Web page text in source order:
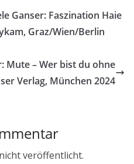
Ganser: Faszination Haie
Graz/Wien/Berlin
Mute – Wer bist du ohne
Verlag, München 2024
veröffentlicht.